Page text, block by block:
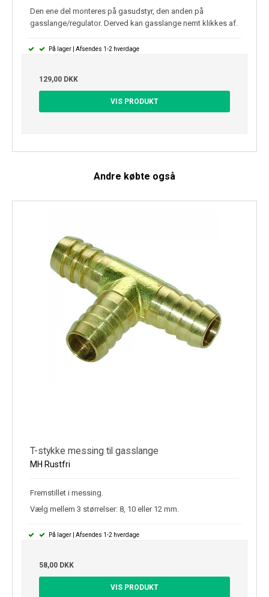
Den ene del monteres på gasudstyr, den anden på
gasslange/regulator. Derved kan gasslange nemt klikkes af.
På lager | Afsendes 1-2 hverdage
129,00 DKK
VIS PRODUKT
Andre købte også
T-stykke messing til gasslange
MH Rustfri
Fremstillet i messing.
Vælg mellem 3 størrelser: 8, 10 eller 12 mm.
På lager | Afsendes 1-2 hverdage
58,00 DKK
VIS PRODUKT